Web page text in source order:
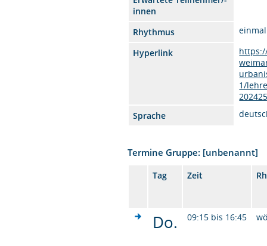
innen
Rhythmus
Hyperlink
1/
Sprache
Termine Gruppe: [unbenannt]
Tag Zeit
Do. 09:15 bis 16:45